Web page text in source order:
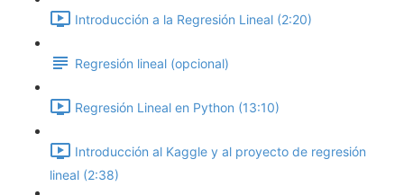
Introducción a la Regresión Lineal (2:20)
Regresión lineal (opcional)
Regresión Lineal en Python (13:10)
Introducción al Kaggle y al proyecto de regresión
lineal (2:38)